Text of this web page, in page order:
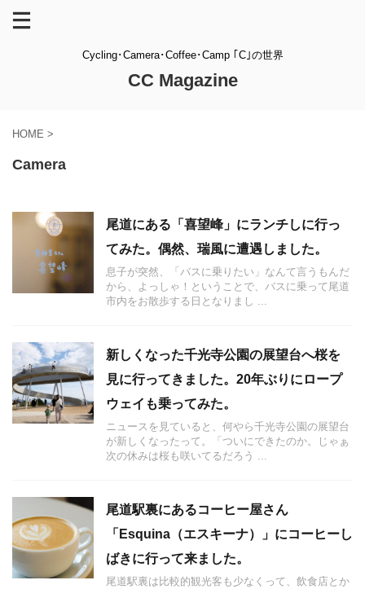
Cycling･Camera･Coffee･Camp ｢C｣の世界
CC Magazine
HOME >
Camera
尾道にある「喜望峰」にランチしに行っ
てみた。偶然、瑞風に遭遇しました。
息子が突然、「バスに乗りたい」なんて言うもんだ
から、よっしゃ！ということで、バスに乗って尾道
市内をお散歩する日となりまし ...
新しくなった千光寺公園の展望台へ桜を
見に行ってきました。20年ぶりにロープ
ウェイも乗ってみた。
ニュースを見ていると、何やら千光寺公園の展望台
が新しくなったって。「ついにできたのか。じゃぁ
次の休みは桜も咲いてるだろう ...
尾道駅裏にあるコーヒー屋さん
「Esquina（エスキーナ）」にコーヒーし
ばきに行って来ました。
尾道駅裏は比較的観光客も少なくって、飲食店とか